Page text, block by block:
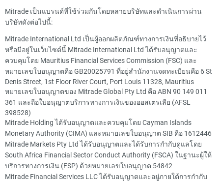
Mitrade เป็นแบรนด์ที่ใช้ร่วมกันโดยหลายบริษัทและดำเนินการผ่าน
บริษัทดังต่อไปนี้:
Mitrade International Ltd เป็นผู้ออกผลิตภัณฑ์ทางการเงินที่อธิบายไว้
หรือมีอยู่ในเว็บไซต์นี้ Mitrade International Ltd ได้รับอนุญาตและ
ควบคุมโดย Mauritius Financial Services Commission (FSC) และ
หมายเลขใบอนุญาตคือ GB20025791 ที่อยู่สำนักงานจดทะเบียนคือ 6 St
Denis Street, 1st Floor River Court, Port Louis 11328, Mauritius
หมายเลขใบอนุญาตของ Mitrade Global Pty Ltd คือ ABN 90 149 011
361 และถือใบอนุญาตบริการทางการเงินของออสเตรเลีย (AFSL
398528)
Mitrade Holding ได้รับอนุญาตและควบคุมโดย Cayman Islands
Monetary Authority (CIMA) และหมายเลขใบอนุญาต SIB คือ 1612446
Mitrade Markets Pty Ltd ได้รับอนุญาตและได้รับการกำกับดูแลโดย
South Africa Financial Sector Conduct Authority (FSCA) ในฐานะผู้ให้
บริการทางการเงิน (FSP) ด้วยหมายเลขใบอนุญาต 54842
Mitrade Financial Services LLC ได้รับอนุญาตและอยู่ภายใต้การกำกับ